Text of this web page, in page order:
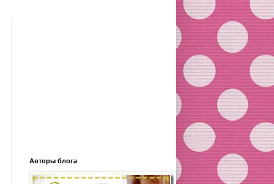
Авторы блога